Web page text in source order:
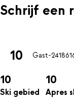
Schrijf een
10 Gast-24186
10
Ski gebied
10
Apres